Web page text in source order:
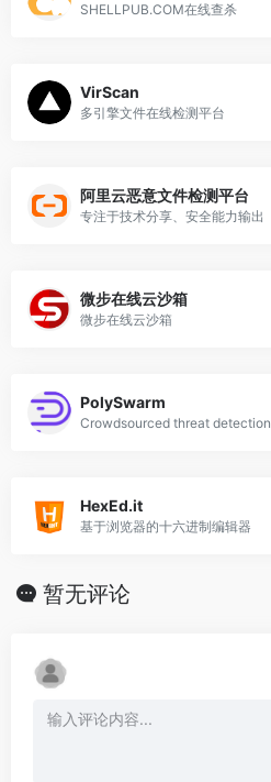
SHELLPUB.COM在线查杀
VirScan
多引擎文件在线检测平台
阿里云恶意文件检测平台
专注于技术分享、安全能力输出
微步在线云沙箱
微步在线云沙箱
PolySwarm
Crowdsourced threat detection
HexEd.it
基于浏览器的十六进制编辑器
暂无评论